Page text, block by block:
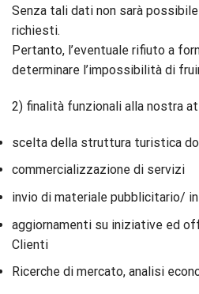
Senza tali dati non sarà
richiesti.
Pertanto, l’eventuale rifiuto a
determinare l’impossibilità di
2) finalità funzionali alla nostra
scelta della struttura turistica
commercializzazione di servizi
invio di materiale pubblicitario/
aggiornamenti su iniziative ed
Clienti
Ricerche di mercato, analisi